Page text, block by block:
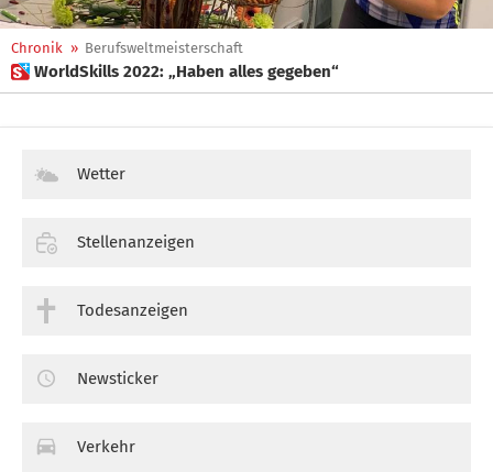
Chronik » Berufsweltmeisterschaft
 WorldSkills 2022: „Haben alles gegeben“
Wetter
Stellenanzeigen
Todesanzeigen
Newsticker
Verkehr